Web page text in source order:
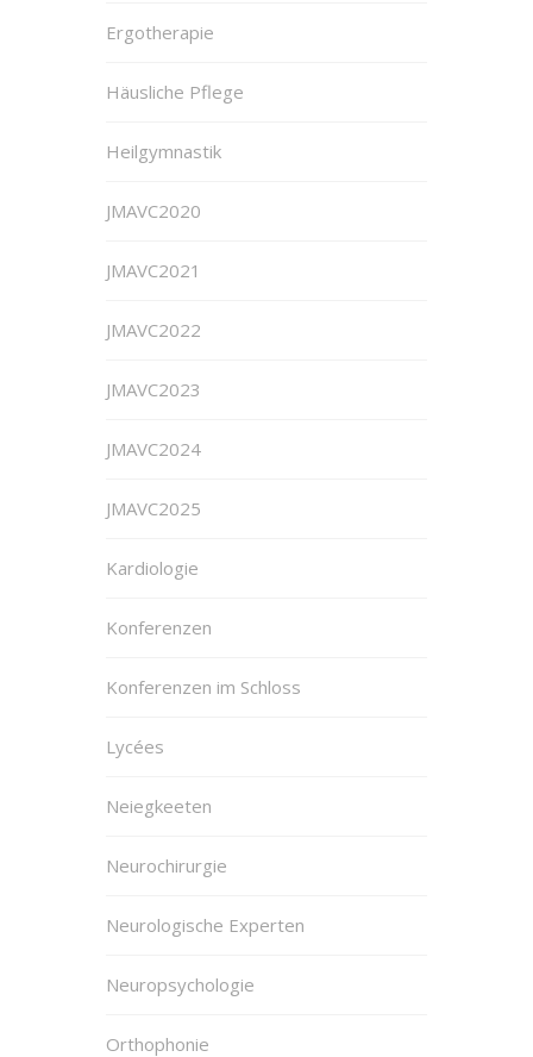
Ergotherapie
Häusliche Pflege
Heilgymnastik
JMAVC2020
JMAVC2021
JMAVC2022
JMAVC2023
JMAVC2024
JMAVC2025
Kardiologie
Konferenzen
Konferenzen im Schloss
Lycées
Neiegkeeten
Neurochirurgie
Neurologische Experten
Neuropsychologie
Orthophonie